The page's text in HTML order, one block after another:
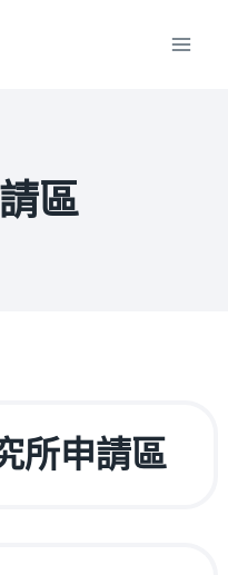
區
所申請區